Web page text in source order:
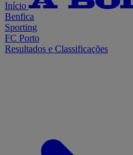
Início
Benfica
Sporting
FC Porto
Resultados e Classificações